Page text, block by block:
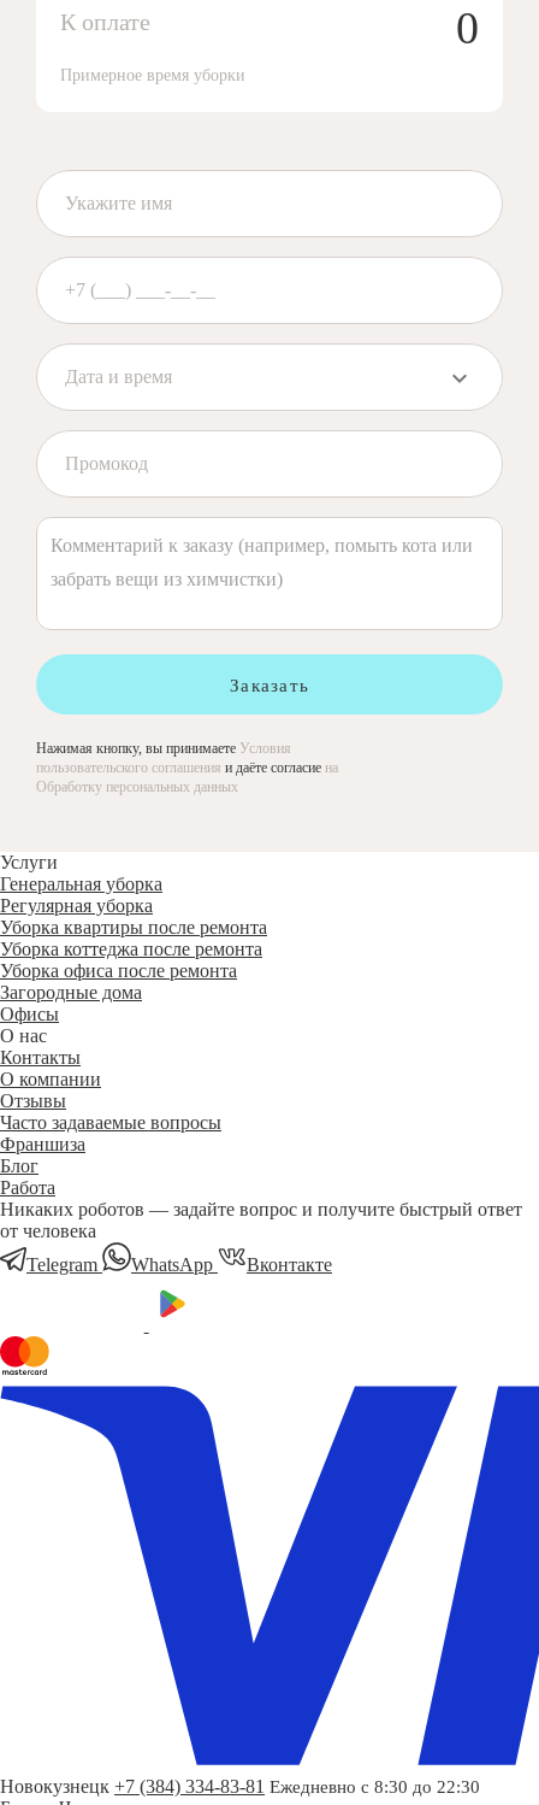
К оплате 0
Примерное время уборки
Заказать
Нажимая кнопку, вы принимаете Условия
пользовательского соглашения и даёте согласие на
Обработку персональных данных
Услуги
Генеральная уборка
Регулярная уборка
Уборка квартиры после ремонта
Уборка коттеджа после ремонта
Уборка офиса после ремонта
Загородные дома
Офисы
О нас
Контакты
О компании
Отзывы
Часто задаваемые вопросы
Франшиза
Блог
Работа
Никаких роботов — задайте вопрос и получите быстрый ответ
от человека
Telegram
WhatsApp Вконтакте
Новокузнецк +7 (384) 334-83-81 Ежедневно с 8:30 до 22:30